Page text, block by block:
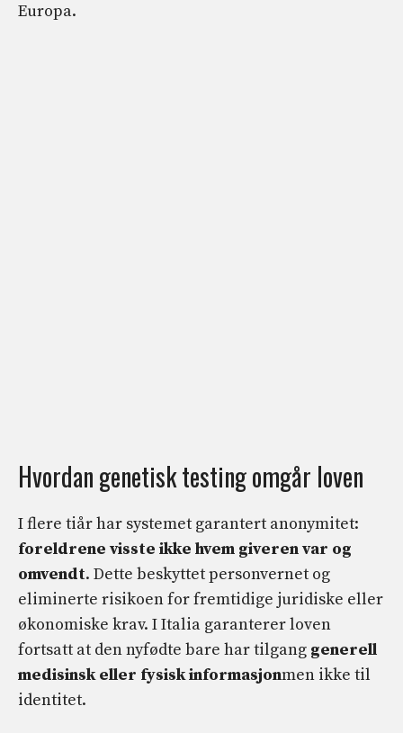
Europa.
Hvordan genetisk testing omgår loven
I flere tiår har systemet garantert anonymitet:
foreldrene visste ikke hvem giveren var og
omvendt. Dette beskyttet personvernet og
eliminerte risikoen for fremtidige juridiske eller
økonomiske krav. I Italia garanterer loven
fortsatt at den nyfødte bare har tilgang generell
medisinsk eller fysisk informasjonmen ikke til
identitet.